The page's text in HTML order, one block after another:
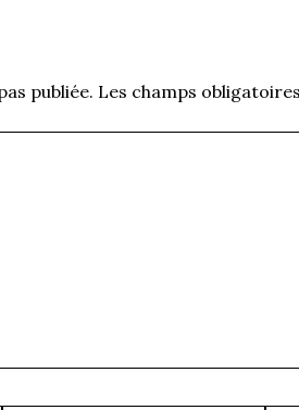
publiée. Les champs